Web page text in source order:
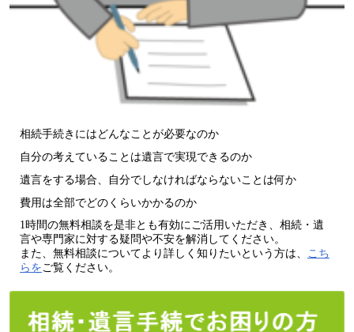
相続手続きにはどんなことが必要なのか
自分の考えていることは遺言で実現できるのか
遺言をする場合、自分でしなければならないことは何か
費用は全部でどのくらいかかるのか
1時間の無料相談を是非とも有効にご活用いただき、相続・遺
言や専門家に対する疑問や不安を解消してください。
また、無料相談についてより詳しく知りたいという方は、 こち
らをご覧ください。